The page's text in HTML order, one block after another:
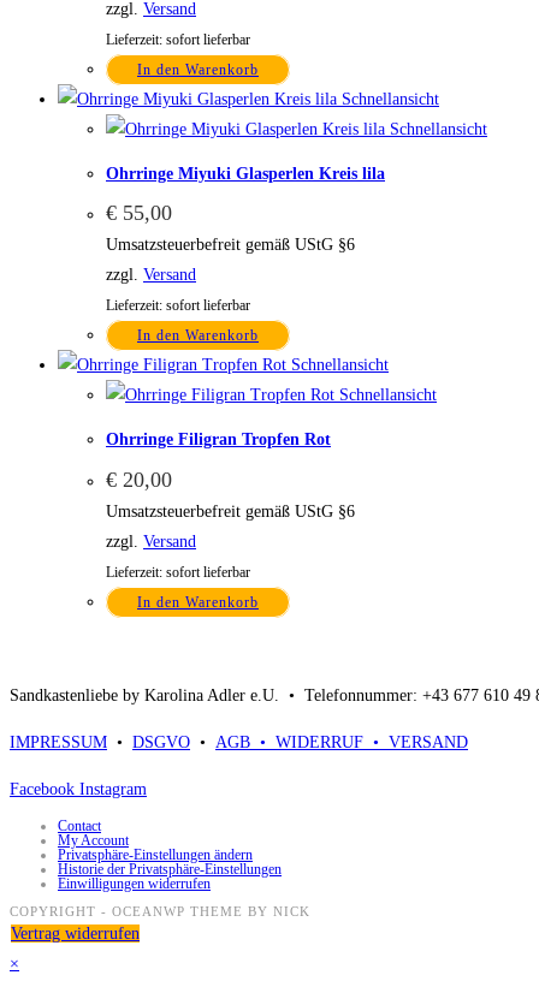
zzgl. Versand
Lieferzeit: sofort lieferbar
In den Warenkorb
Schnellansicht
Schnellansicht
Ohrringe Miyuki Glasperlen Kreis lila
€ 55,00
Umsatzsteuerbefreit gemäß UStG §6
zzgl. Versand
Lieferzeit: sofort lieferbar
In den Warenkorb
Schnellansicht
Schnellansicht
Ohrringe Filigran Tropfen Rot
€ 20,00
Umsatzsteuerbefreit gemäß UStG §6
zzgl. Versand
Lieferzeit: sofort lieferbar
In den Warenkorb
Sandkastenliebe by Karolina Adler e.U. • Telefonnummer: +43 677 610
IMPRESSUM • DSGVO • AGB • WIDERRUF • VERSAND
Facebook Instagram
Contact
My Account
Privatsphäre-Einstellungen ändern
Historie der Privatsphäre-Einstellungen
Einwilligungen widerrufen
COPYRIGHT - OCEANWP THEME BY NICK
Vertrag widerrufen
×